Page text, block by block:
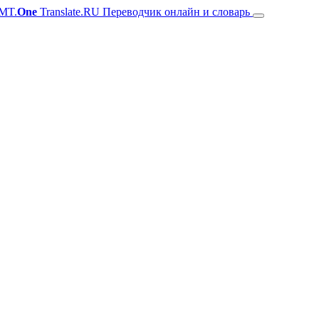
One Translate.RU Переводчик онлайн и словарь